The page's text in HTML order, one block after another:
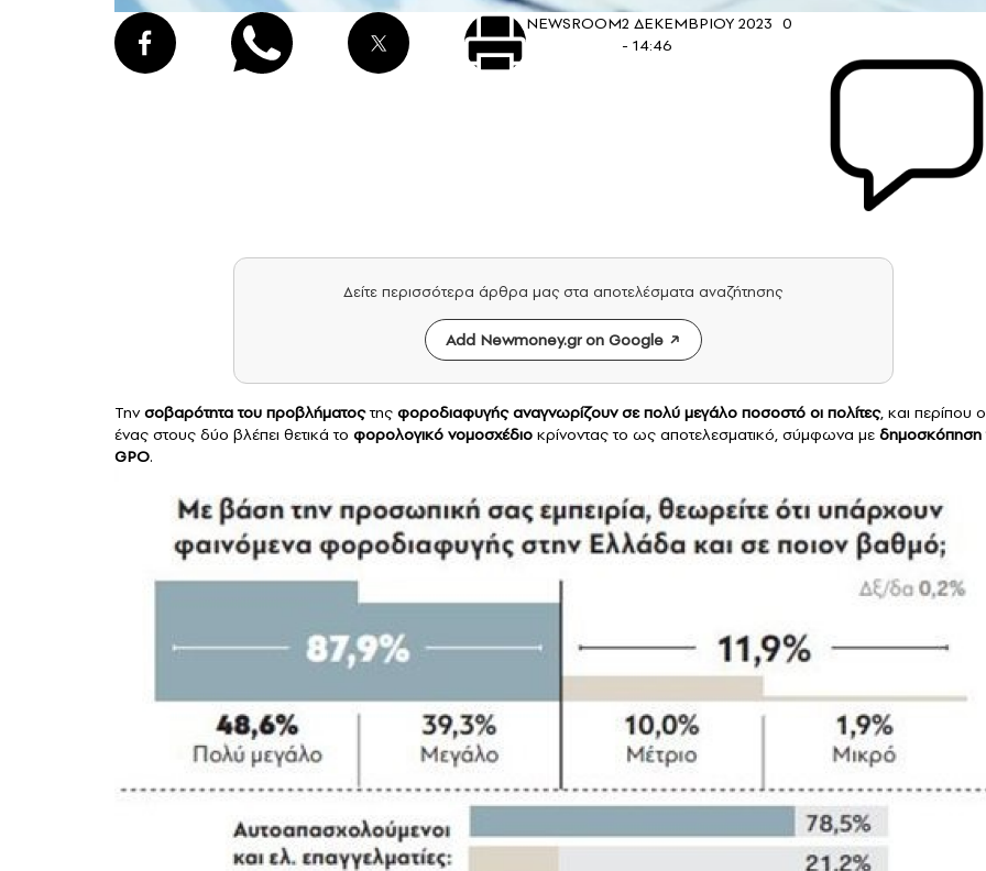
NEWSROOM2 ΔΕΚΕΜΒΡΙΟΥ 2023
- 14:46
0
Δείτε περισσότερα άρθρα μας στα αποτελέσματα αναζήτησης
Add Newmoney.gr on Google
Τηνσοβαρότητα του προβλήματοςτης φοροδιαφυγής αναγνωρίζουν σε πολύ μεγάλο ποσοστό οι πολίτες, και περίπου ο
ένας στους δύο βλέπει θετικά το φορολογικό νομοσχέδιο κρίνοντας το ως αποτελεσματικό, σύμφωνα με δημοσκόπηση
GPO.